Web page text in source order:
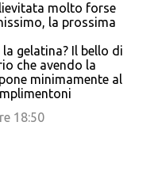
molto forse
la prossima
gelatina? Il bello di
che avendo la
minimamente al
18:50